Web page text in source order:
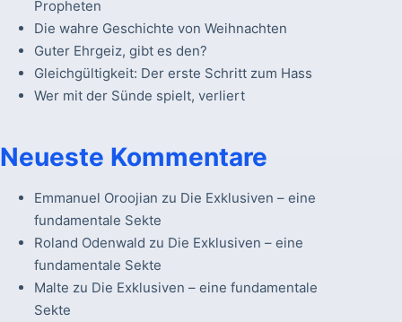
Propheten
Die wahre Geschichte von Weihnachten
Guter Ehrgeiz, gibt es den?
Gleichgültigkeit: Der erste Schritt zum Hass
Wer mit der Sünde spielt, verliert
Neueste Kommentare
Emmanuel Oroojian zu Die Exklusiven – eine
fundamentale Sekte
Roland Odenwald zu Die Exklusiven – eine
fundamentale Sekte
Malte zu Die Exklusiven – eine fundamentale
Sekte